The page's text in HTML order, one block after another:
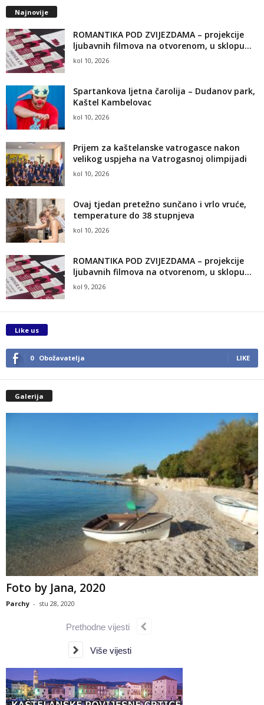
Najnovije
ROMANTIKA POD ZVIJEZDAMA – projekcije
ljubavnih filmova na otvorenom, u sklopu...
kol 10, 2026
Spartankova ljetna čarolija – Dudanov park,
Kaštel Kambelovac
kol 10, 2026
Prijem za kaštelanske vatrogasce nakon
velikog uspjeha na Vatrogasnoj olimpijadi
kol 10, 2026
Ovaj tjedan pretežno sunčano i vrlo vruće,
temperature do 38 stupnjeva
kol 10, 2026
ROMANTIKA POD ZVIJEZDAMA – projekcije
ljubavnih filmova na otvorenom, u sklopu...
kol 9, 2026
Like us
0 Obožavatelja LIKE
Galerija
Foto by Jana, 2020
Parchy - stu 28, 2020
Prethodne vijesti
Više vijesti